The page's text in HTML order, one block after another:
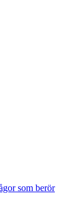
som berör